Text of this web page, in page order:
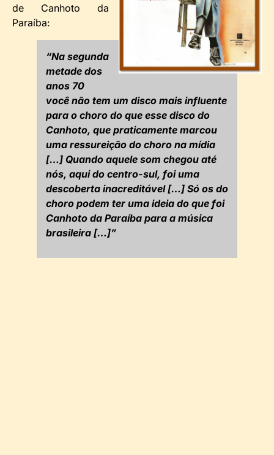
de Canhoto da
Paraíba:
“Na segunda
metade dos
anos 70
você não tem um disco mais influente
para o choro do que esse disco do
Canhoto, que praticamente marcou
uma ressureição do choro na mídia
[…] Quando aquele som chegou até
nós, aqui do centro-sul, foi uma
descoberta inacreditável […] Só os do
choro podem ter uma ideia do que foi
Canhoto da Paraíba para a música
brasileira […]”